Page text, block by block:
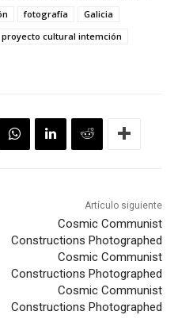
fotografía
Galicia
proyecto cultural intemción
Artículo siguiente
Cosmic Communist
Constructions Photographed
Cosmic Communist
Constructions Photographed
Cosmic Communist
Constructions Photographed